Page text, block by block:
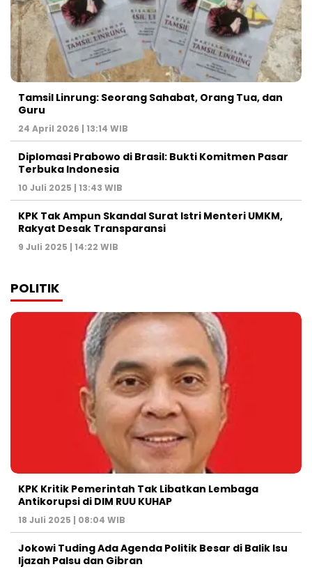
Tamsil Linrung: Seorang Sahabat, Orang Tua, dan
Guru
24 April 2026 | 13:14 WIB
Diplomasi Prabowo di Brasil: Bukti Komitmen Pasar
Terbuka Indonesia
10 Juli 2025 | 13:43 WIB
KPK Tak Ampun Skandal Surat Istri Menteri UMKM,
Rakyat Desak Transparansi
9 Juli 2025 | 14:22 WIB
POLITIK
KPK Kritik Pemerintah Tak Libatkan Lembaga
Antikorupsi di DIM RUU KUHAP
18 Juli 2025 | 08:04 WIB
Jokowi Tuding Ada Agenda Politik Besar di Balik Isu
Ijazah Palsu dan Gibran